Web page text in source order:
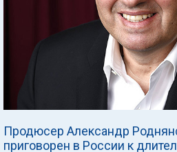
Продюсер Александр
приговорен в России к